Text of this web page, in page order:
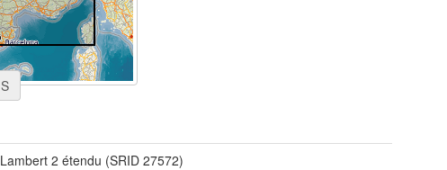
S
Lambert 2 étendu (SRID 27572)